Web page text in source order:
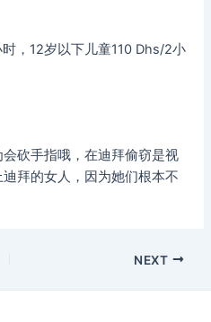
12岁以下儿童110 Dhs/2小
砍手指哦，在迪拜偷窃是视
拜的女人，因为她们根本不
NEXT